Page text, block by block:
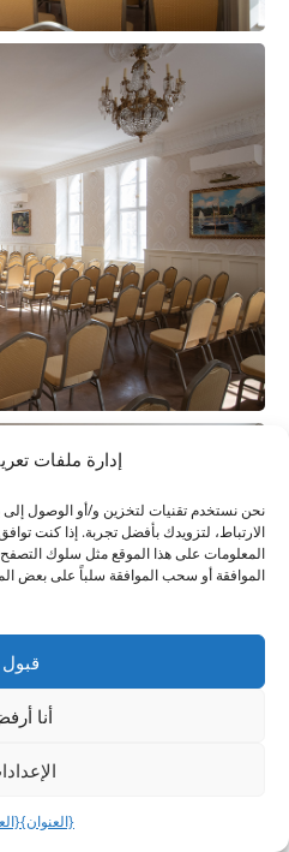
إدارة ملفات
نحن نستخدم تقنيات لتخزين و/أو الوصول إلى
الارتباط، لتزويدك بأفضل تجربة. إذا كنت
المعلومات على هذا الموقع مثل سلوك التصفح
الموافقة أو سحب الموافقة سلباً على بعض
قبول
أنا
{العنوان}